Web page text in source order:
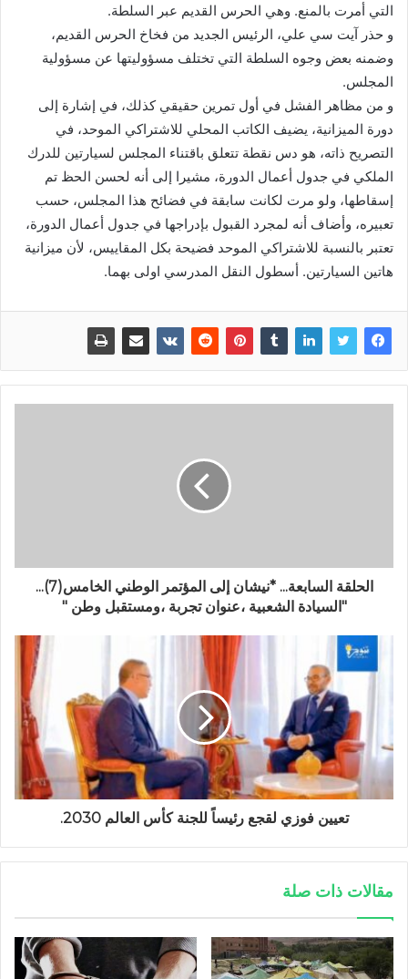
التي أمرت بالمنع. وهي الحرس القديم عبر السلطة.
و حذر آيت سي علي، الرئيس الجديد من فخاخ الحرس القديم،
وضمنه بعض وجوه السلطة التي تختلف مسؤوليتها عن مسؤولية
المجلس.
و من مظاهر الفشل في أول تمرين حقيقي كذلك، في إشارة إلى
دورة الميزانية، يضيف الكاتب المحلي للاشتراكي الموحد، في
التصريح ذاته، هو دس نقطة تتعلق باقتناء المجلس لسيارتين للدرك
الملكي في جدول أعمال الدورة، مشيرا إلى أنه لحسن الحظ تم
إسقاطها، ولو مرت لكانت سابقة في فضائح هذا المجلس، حسب
تعبيره، وأضاف أنه لمجرد القبول بإدراجها في جدول أعمال الدورة،
تعتبر بالنسبة للاشتراكي الموحد فضيحة بكل المقاييس، لأن ميزانية
هاتين السيارتين. أسطول النقل المدرسي اولى بهما.
الحلقة السابعة... *نيشان إلى المؤتمر الوطني الخامس(7)...
"السيادة الشعبية ،عنوان تجربة ،ومستقبل وطن "
تعيين فوزي لقجع رئيساً للجنة كأس العالم 2030.
مقالات ذات صلة